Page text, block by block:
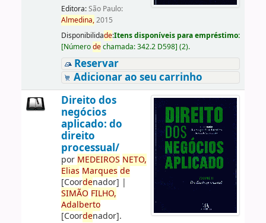
Editora:São Paulo:
Almedina,2015
Disponibilidade:Itens disponíveis para empréstimo:
[Númerodechamada:342.2 D598] (2).
Reservar
Adicionar ao seu carrinho
Direito dos
negócios
aplicado: do
direito
processual/
por MEDEIROS NETO,
Elias Marques de
[Coordenador] |
SIMÃO FILHO,
Adalberto
[Coordenador].